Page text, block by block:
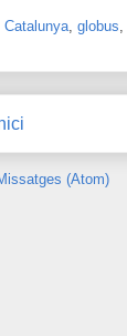
Catalunya globus
(Atom)